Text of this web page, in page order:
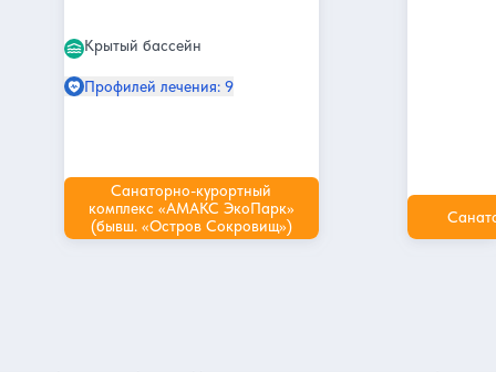
Крытый бассейн
Профилей лечения: 9
Санаторно-курортный
комплекс «АМАКС ЭкоПарк»
(бывш. «Остров Сокровищ»)